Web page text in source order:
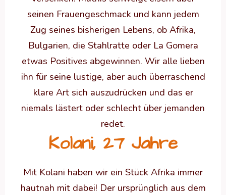
seinen Frauengeschmack und kann jedem
Zug seines bisherigen Lebens, ob Afrika,
Bulgarien, die Stahlratte oder La Gomera
etwas Positives abgewinnen. Wir alle lieben
ihn für seine lustige, aber auch überraschend
klare Art sich auszudrücken und das er
niemals lästert oder schlecht über jemanden
redet.
Kolani, 27 Jahre
Mit Kolani haben wir ein Stück Afrika immer
hautnah mit dabei! Der ursprünglich aus dem